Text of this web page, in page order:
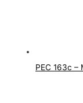
PEC 163c –